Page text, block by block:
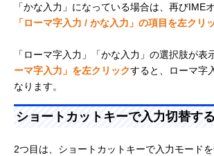
「かな入力」になっている場合は、再びIME
「ローマ字入力 / かな入力」の項目を左クリ
「ローマ字入力」「かな入力」の選択肢が表
ーマ字入力」を左クリックすると、ローマ字
なります。
ショートカットキーで入力切替す
2つ目は、ショートカットキーで入力モード